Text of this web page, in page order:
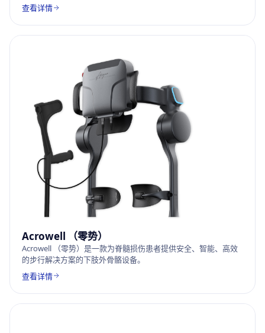
查看详情
Acrowell （零势）
Acrowell （零势）是一款为脊髓损伤患者提供安全、智能、高效
的步行解决方案的下肢外骨骼设备。
查看详情